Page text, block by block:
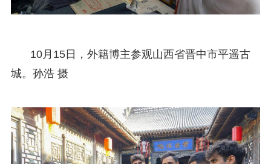
10月15日，外籍博主参观山西省晋中市平遥古
城。孙浩 摄